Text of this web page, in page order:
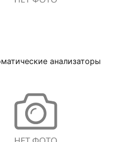
анализаторы